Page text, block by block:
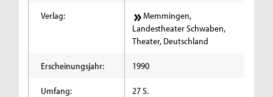
Verlag:
Memmingen,
Landestheater Schwaben,
Theater, Deutschland
Erscheinungsjahr: 1990
Umfang: 27 S.